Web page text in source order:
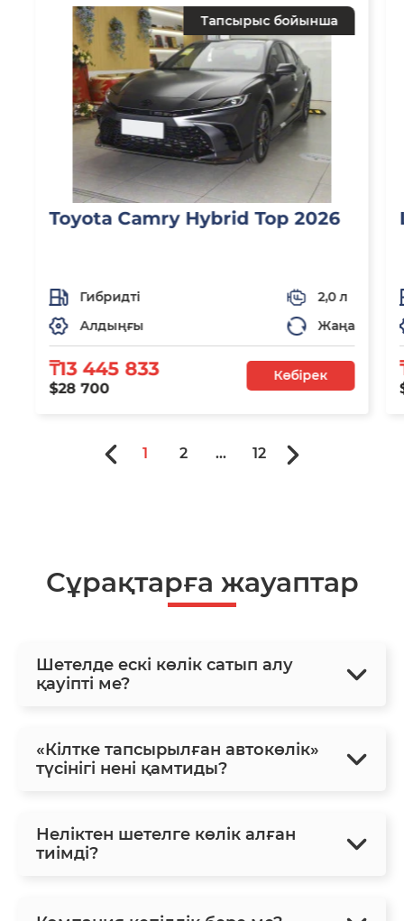
Тапсырыс бойынша
Toyota Camry Hybrid Top 2026
Гибридті
2,0 л
Алдыңғы
Жаңа
₸13 445 833
$28 700
Көбірек
1 2 ... 12
Сұрақтарға жауаптар
Шетелде ескі көлік сатып алу
қауіпті ме?
«Кілтке тапсырылған автокөлік»
түсінігі нені қамтиды?
Неліктен шетелге көлік алған
тиімді?